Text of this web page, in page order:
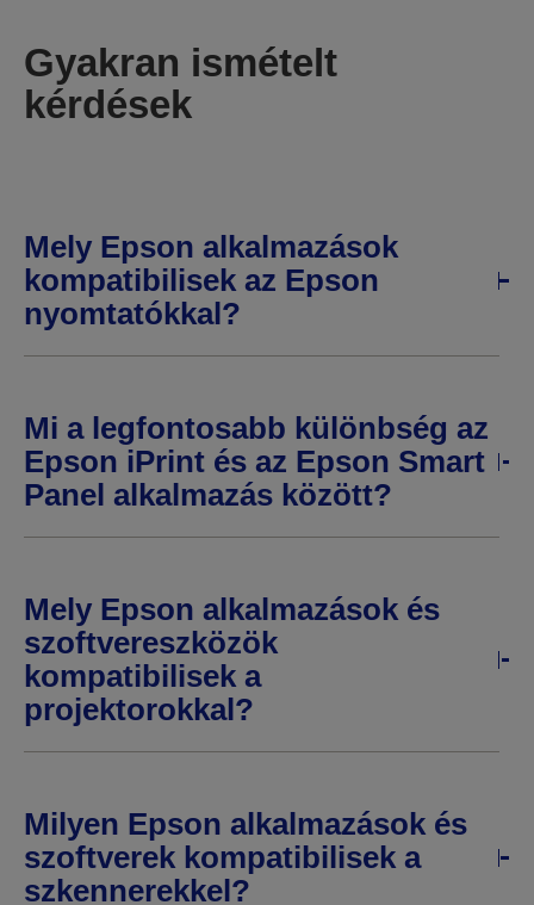
Gyakran ismételt
kérdések
Mely Epson alkalmazások
kompatibilisek az Epson
nyomtatókkal?
Mi a legfontosabb különbség az
Epson iPrint és az Epson Smart
Panel alkalmazás között?
Mely Epson alkalmazások és
szoftvereszközök
kompatibilisek a
projektorokkal?
Milyen Epson alkalmazások és
szoftverek kompatibilisek a
szkennerekkel?